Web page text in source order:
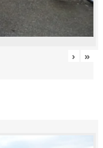
› »